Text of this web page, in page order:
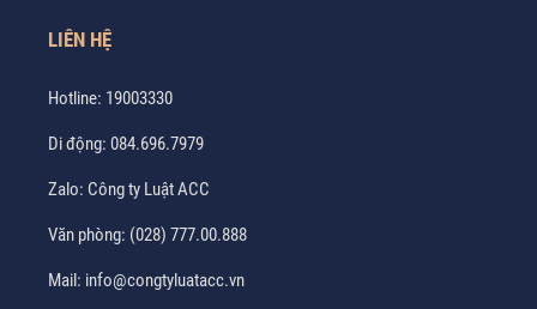
LIÊN HỆ
Hotline: 19003330
Di động: 084.696.7979
Zalo: Công ty Luật ACC
Văn phòng: (028) 777.00.888
Mail: info@congtyluatacc.vn